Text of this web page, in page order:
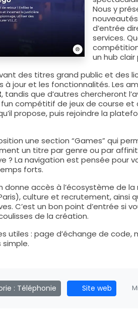
Nous y
d’entrée
services.
un hub clair
des titres grand public et des
à jour et les fonctionnalités. Les
, tandis que d’autres chercheront
compétitif de jeux de course et
propose, puis rejoindre la
une section “Games” qui
un titre par genre ou par
? La navigation est pensée pour
forts.
accès à l’écosystème de
culture et recrutement, ainsi
C’est un bon point d’entrée si
de la création.
utiles : page d’échange de
: Téléphonie Site web